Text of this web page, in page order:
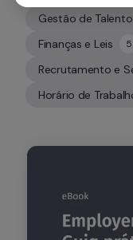
Gestão de Talento
6
Finanças e Leis 5
5
Recrutamento e 2
Horário de